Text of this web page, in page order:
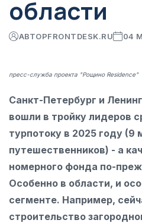
области
АВТОРFRONTDESK.RU 04
пресс-служба проекта "Рощино Residence"
Cанкт-Петербург и
вошли в тройку лидеров
турпотоку в 2025 году (9
путешественников) - а
номерного фонда по-
Особенно в области, и
сегменте. Например,
строительство